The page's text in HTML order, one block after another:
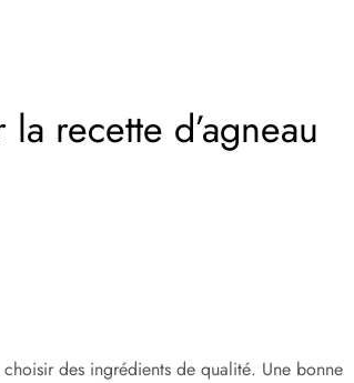
recette d’agneau
des ingrédients de qualité. Une bonne